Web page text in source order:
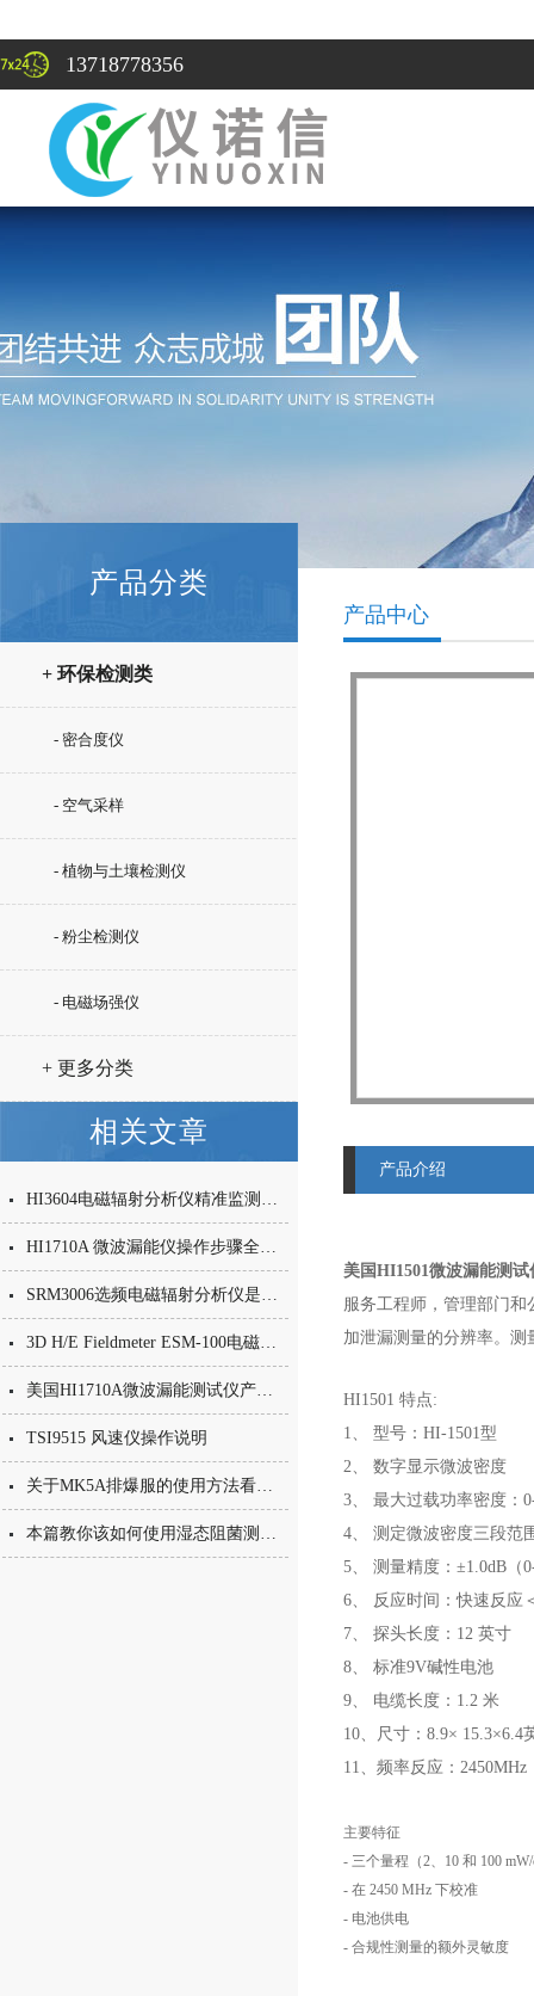
13718778356
产品分类
+ 环保检测类
- 密合度仪
- 空气采样
- 植物与土壤检测仪
- 粉尘检测仪
- 电磁场强仪
+ 更多分类
相关文章
HI3604电磁辐射分析仪精准监测电力与电子设备电磁环境的专业工具
HI1710A 微波漏能仪操作步骤全解析
SRM3006选频电磁辐射分析仪是精准测量电磁环境的工具
3D H/E Fieldmeter ESM-100电磁场强仪
美国HI1710A微波漏能测试仪产品介绍
TSI9515 风速仪操作说明
关于MK5A排爆服的使用方法看完本篇你就知道了
本篇教你该如何使用湿态阻菌测试仪
产品中心
产品介绍
美国HI1501微波漏能测
服务工程师，管理部门
加泄漏测量的分辨率。测
HI1501 特点:
1、 型号：HI-1501型
2、 数字显示微波密度
3、 最大过载功率密度：
4、 测定微波密度三段范
5、 测量精度：±1.0dB（
6、 反应时间：快速反应
7、 探头长度：12 英寸
8、 标准9V碱性电池
9、 电缆长度：1.2 米
10、尺寸：8.9× 15.3×6.4
11、频率反应：2450MHz
主要特征
- 三个量程（2、10 和 100
- 在 2450 MHz 下校准
- 电池供电
- 合规性测量的额外灵敏度